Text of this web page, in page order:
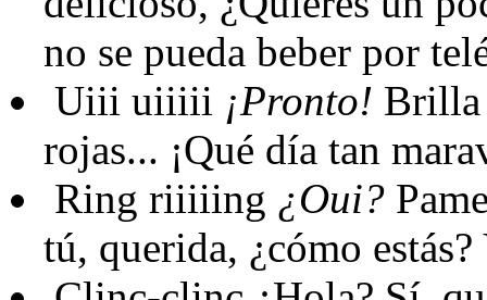
no se pueda beber por
Uiii uiiiii ¡Pronto! Brilla
rojas... ¡Qué día tan
Ring riiiiing ¿Oui?
tú, querida, ¿cómo